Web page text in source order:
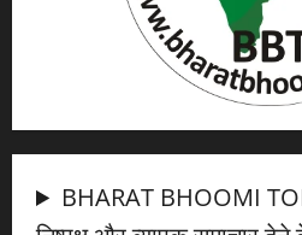
BHARAT BHOOMI